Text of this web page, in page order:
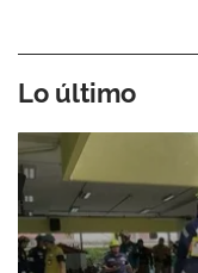
Lo último